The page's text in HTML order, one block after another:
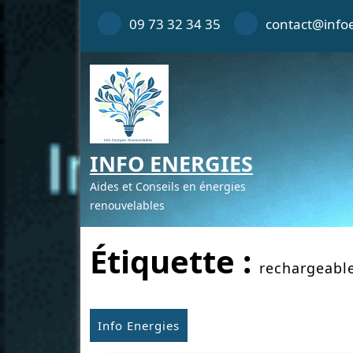
09 73 32 34 35
INFO ENERGIES
Aides et Conseils en énergies
renouvelables
Étiquette :
Info Energies